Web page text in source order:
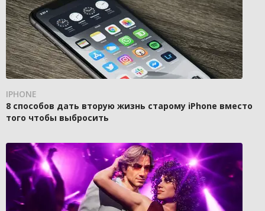
IPHONE
8 способов дать вторую жизнь старому iPhone вместо
того чтобы выбросить